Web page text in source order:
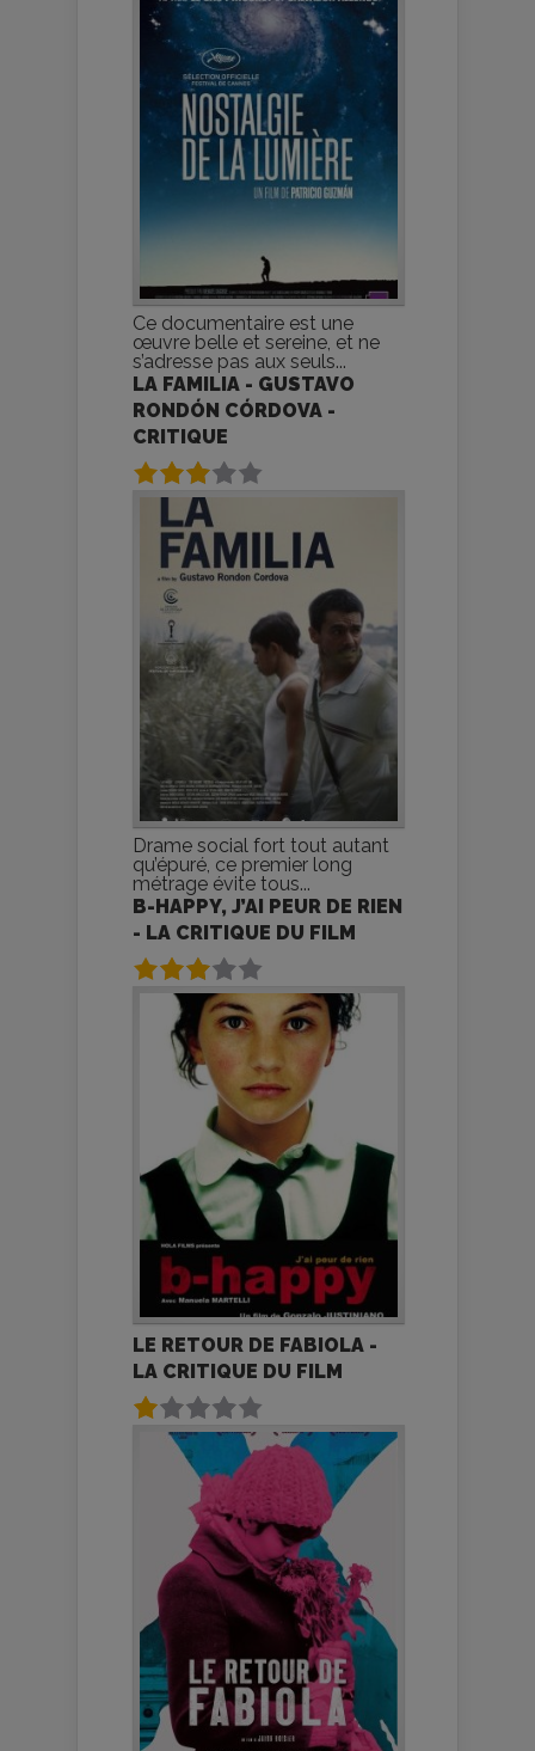
Ce documentaire est une
œuvre belle et sereine, et ne
s’adresse pas aux seuls...
LA FAMILIA - GUSTAVO
RONDÓN CÓRDOVA -
CRITIQUE
Drame social fort tout autant
qu’épuré, ce premier long
métrage évite tous...
B-HAPPY, J’AI PEUR DE RIEN
- LA CRITIQUE DU FILM
LE RETOUR DE FABIOLA -
LA CRITIQUE DU FILM